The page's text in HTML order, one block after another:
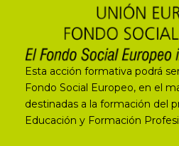
Esta acción formativa podrá
Fondo Social Europeo, en el
destinadas a la formación del
Educación y Formación